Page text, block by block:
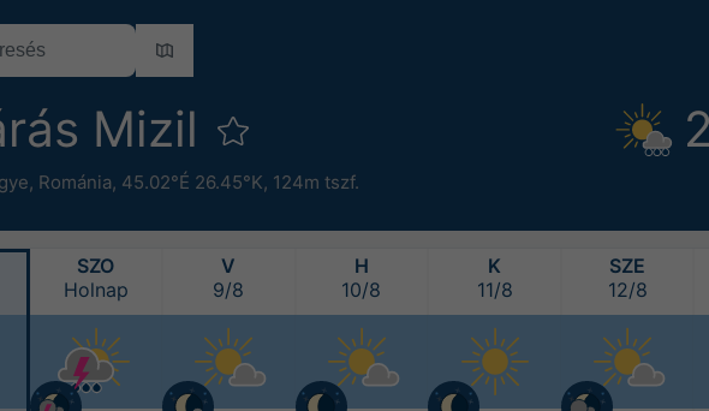
Mizil
, Románia, 45.02°É 26.45°K, 124m tszf.
SZO
Holnap
V
9/8
H
10/8
K
11/8
SZE
12/8